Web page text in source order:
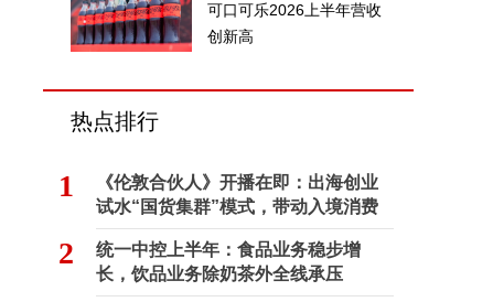
可口可乐2026上半年营收
创新高
热点排行
1
《伦敦合伙人》开播在即：出海创业
试水“国货集群”模式，带动入境消费
反向种草
2
统一中控上半年：食品业务稳步增
长，饮品业务除奶茶外全线承压